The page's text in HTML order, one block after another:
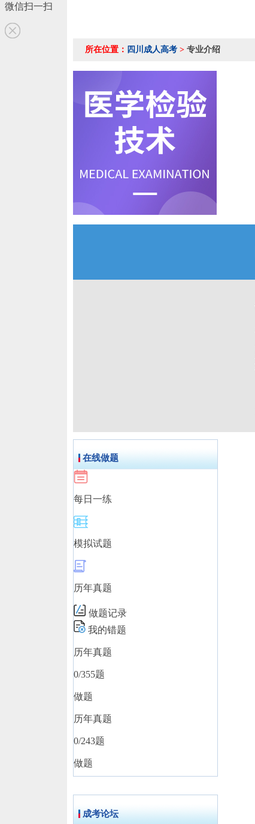
微信扫一扫
所在位置： 四川成人高考 > 专业介绍
在线做题
每日一练
模拟试题
历年真题
做题记录
我的错题
历年真题
0/355题
做题
历年真题
0/243题
做题
成考论坛